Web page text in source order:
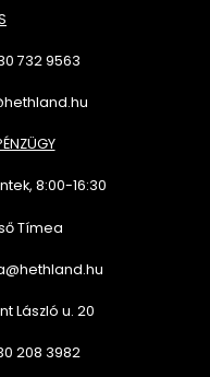
7329563
8:00-16:30
Tímea
László u. 20
208 3982